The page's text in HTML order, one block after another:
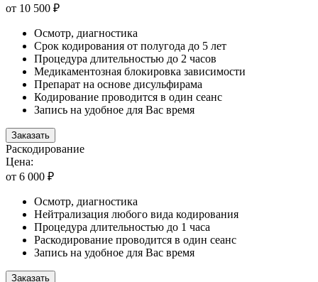
от 10 500 ₽
Осмотр, диагностика
Срок кодирования от полугода до 5 лет
Процедура длительностью до 2 часов
Медикаментозная блокировка зависимости
Препарат на основе дисульфирама
Кодирование проводится в один сеанс
Запись на удобное для Вас время
Заказать
Раскодирование
Цена:
от 6 000 ₽
Осмотр, диагностика
Нейтрализация любого вида кодирования
Процедура длительностью до 1 часа
Раскодирование проводится в один сеанс
Запись на удобное для Вас время
Заказать